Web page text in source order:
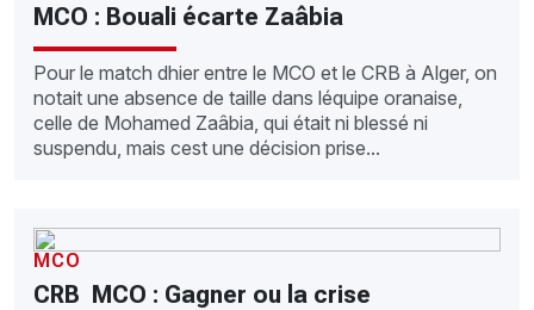
MCO : Bouali écarte Zaâbia
Pour le match dhier entre le MCO et le CRB à Alger, on
notait une absence de taille dans léquipe oranaise,
celle de Mohamed Zaâbia, qui était ni blessé ni
suspendu, mais cest une décision prise...
MCO
CRB  MCO : Gagner ou la crise